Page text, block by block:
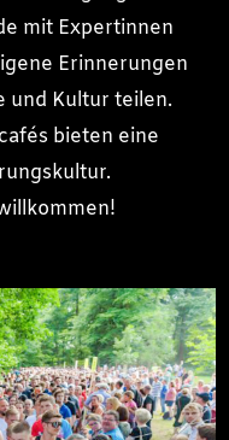
mit Expertinnen
Erinnerungen
und Kultur teilen.
bieten eine